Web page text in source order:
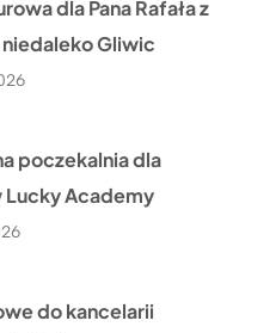
dla Pana Rafała z
Gliwic
poczekalnia dla
Academy
do kancelarii